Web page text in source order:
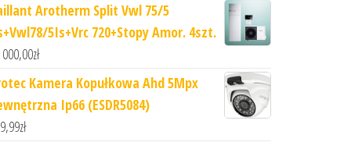
Arotherm Split Vwl 75/5
5Is+Vrc 720+Stopy Amor. 4szt.
zł
Kamera Kopułkowa Ahd 5Mpx
Ip66 (ESDR5084)
zł